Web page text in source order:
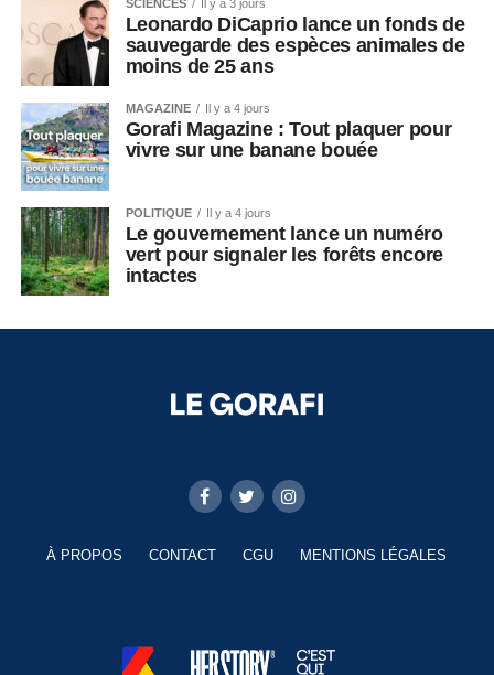
SCIENCES Il y a 3 jours
Leonardo DiCaprio lance un fonds de
sauvegarde des espèces animales de
moins de 25 ans
MAGAZINE Il y a 4 jours
Gorafi Magazine : Tout plaquer pour
vivre sur une banane bouée
POLITIQUE Il y a 4 jours
Le gouvernement lance un numéro
vert pour signaler les forêts encore
intactes
À PROPOS CONTACT CGU MENTIONS LÉGALES